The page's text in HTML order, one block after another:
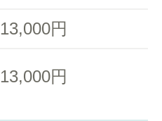
13,000円
13,000円